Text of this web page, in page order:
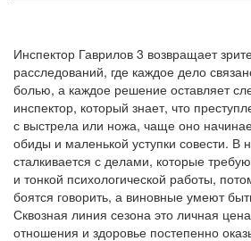
Инспектор Гаврилов 3 возвращает
расследований, где каждое дело
болью, а каждое решение оставляет
инспектор, который знает, что
с выстрела или ножа, чаще оно
обиды и маленькой уступки совести. В
сталкивается с делами, которые
и тонкой психологической работы,
боятся говорить, а виновные умеют
Сквозная линия сезона это личная
отношения и здоровье постепенно